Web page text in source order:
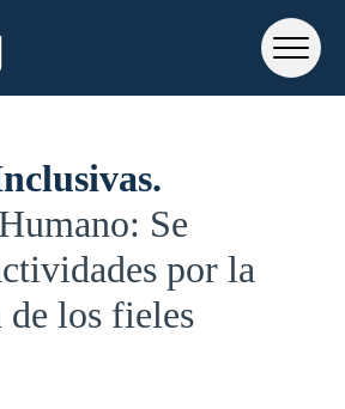
Se
por la
de los fieles